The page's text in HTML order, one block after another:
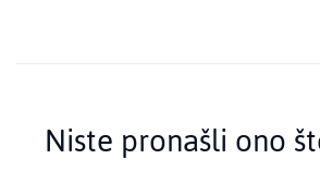
Niste pronašli ono